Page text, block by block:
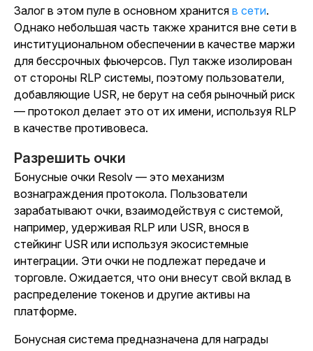
Залог в этом пуле в основном хранится в сети.
Однако небольшая часть также хранится вне сети в
институциональном обеспечении в качестве маржи
для бессрочных фьючерсов. Пул также изолирован
от стороны RLP системы, поэтому пользователи,
добавляющие USR, не берут на себя рыночный риск
— протокол делает это от их имени, используя RLP
в качестве противовеса.
Разрешить очки
Бонусные очки Resolv — это механизм
вознаграждения протокола. Пользователи
зарабатывают очки, взаимодействуя с системой,
например, удерживая RLP или USR, внося в
стейкинг USR или используя экосистемные
интеграции. Эти очки не подлежат передаче и
торговле. Ожидается, что они внесут свой вклад в
распределение токенов и другие активы на
платформе.
Бонусная система предназначена для награды